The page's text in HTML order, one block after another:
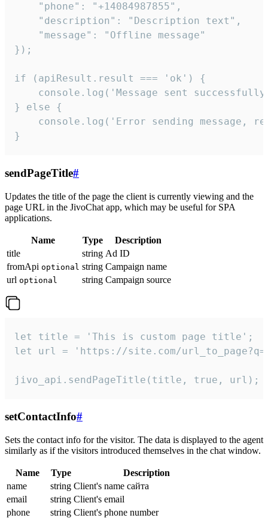
    "phone": "+14084987855",
    "description": "Description text",
    "message": "Offline message"
});
if (apiResult.result === 'ok') {
console.log('Message sent
} else {
console.log('Error sending message,
}
sendPageTitle#
Updates the title of the page the client is currently viewing and the
page URL in the JivoChat app, which may be useful for SPA
applications.
Name Type
Description
title
string Ad ID
fromApi optional string Campaign name
url optional string Campaign source
let title = 'This is custom page title';
let url = 'https://site.com/
jivo_api.sendPageTitle(title, true, url);
setContactInfo#
Sets the contact info for the visitor. The data is displayed to the agent
similarly as if the visitors introduced themselves in the chat window.
Name Type
Description
name
string Client's name сайта
email
string Client's email
phone
string Client's phone number